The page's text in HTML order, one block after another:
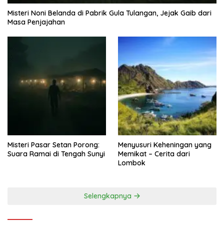
Misteri Noni Belanda di Pabrik Gula Tulangan, Jejak Gaib dari
Masa Penjajahan
Misteri Pasar Setan Porong:
Suara Ramai di Tengah Sunyi
Menyusuri Keheningan yang
Memikat – Cerita dari
Lombok
Selengkapnya